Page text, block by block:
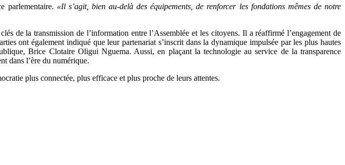
parlementaire. «Il s’agit, bien au-delà des équipements, de renforcer les fondations mêmes de notre
de la transmission de l’information entre l’Assemblée et les citoyens. Il a réaffirmé l’engagement de
ont également indiqué que leur partenariat s’inscrit dans la dynamique impulsée par les plus hautes
Brice Clotaire Oligui Nguema. Aussi, en plaçant la technologie au service de la transparence
dans l’ère du numérique.
plus connectée, plus efficace et plus proche de leurs attentes.